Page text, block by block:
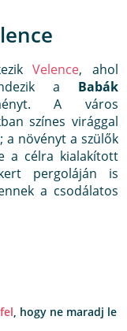
Velence, ahol
a Babák
A város
színes virággal
növényt a szülők
a célra kialakított
pergoláján is
a csodálatos
, hogy ne maradj le